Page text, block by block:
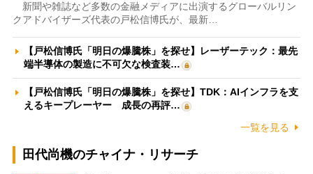
新聞や雑誌など多数の金融メディアに出演するグローバルリン
クアドバイザーズ代表の戸松信博氏が、最新…
【戸松信博氏「明日の爆騰株」を探せ】レーザーテック：最先
端半導体の製造に不可欠な検査装…
【戸松信博氏「明日の爆騰株」を探せ】TDK：AIインフラを支
えるキープレーヤー 成長の再評…
一覧を見る
田代尚機のチャイナ・リサーチ